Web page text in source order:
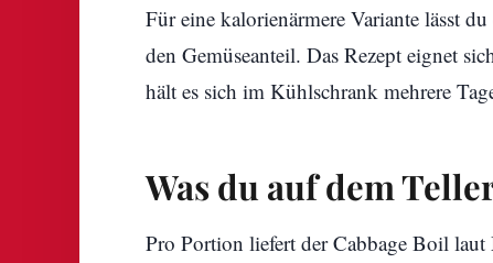
Für eine kalorienärmere Variante lässt
den Gemüseanteil. Das Rezept eignet
hält es sich im Kühlschrank mehrere
Was du auf dem
Pro Portion liefert der Cabbage Boil